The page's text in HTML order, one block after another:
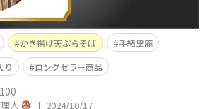
かき揚げ天ぷらそば
手緒里庵
り
ロングセラー商品
100
人 | 2024/10/17